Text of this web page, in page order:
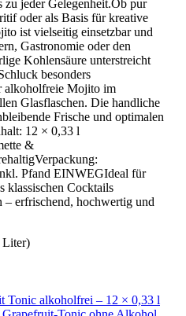
zu jeder Gelegenheit.Ob pur
oder als Basis für kreative
ist vielseitig einsetzbar und
Gastronomie oder den
Kohlensäure unterstreicht
besonders
alkoholfreie Mojito im
Glasflaschen. Die handliche
Frische und optimalen
12 × 0,33 l
&
Pfand EINWEGIdeal für
klassischen Cocktails
erfrischend, hochwertig und
Liter)